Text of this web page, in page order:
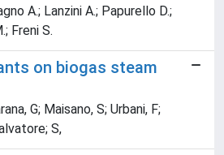
A.; Lanzini A.; Papurello D.;
Freni S.
on biogas steam
G; Maisano, S; Urbani, F;
S,